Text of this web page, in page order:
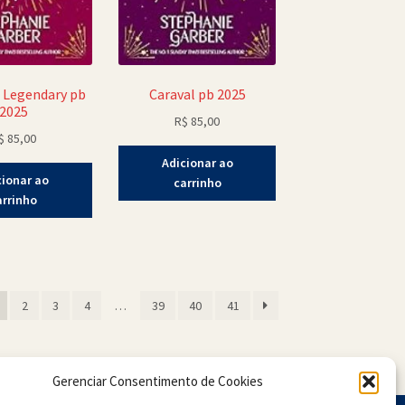
Gerenciar Consentimento de Cookies
Legendary pb
2025
85,00
ao
Caraval pb 2025
R$ 85,00
Adicionar ao
carrinho
2 3 4 … 39 40 41